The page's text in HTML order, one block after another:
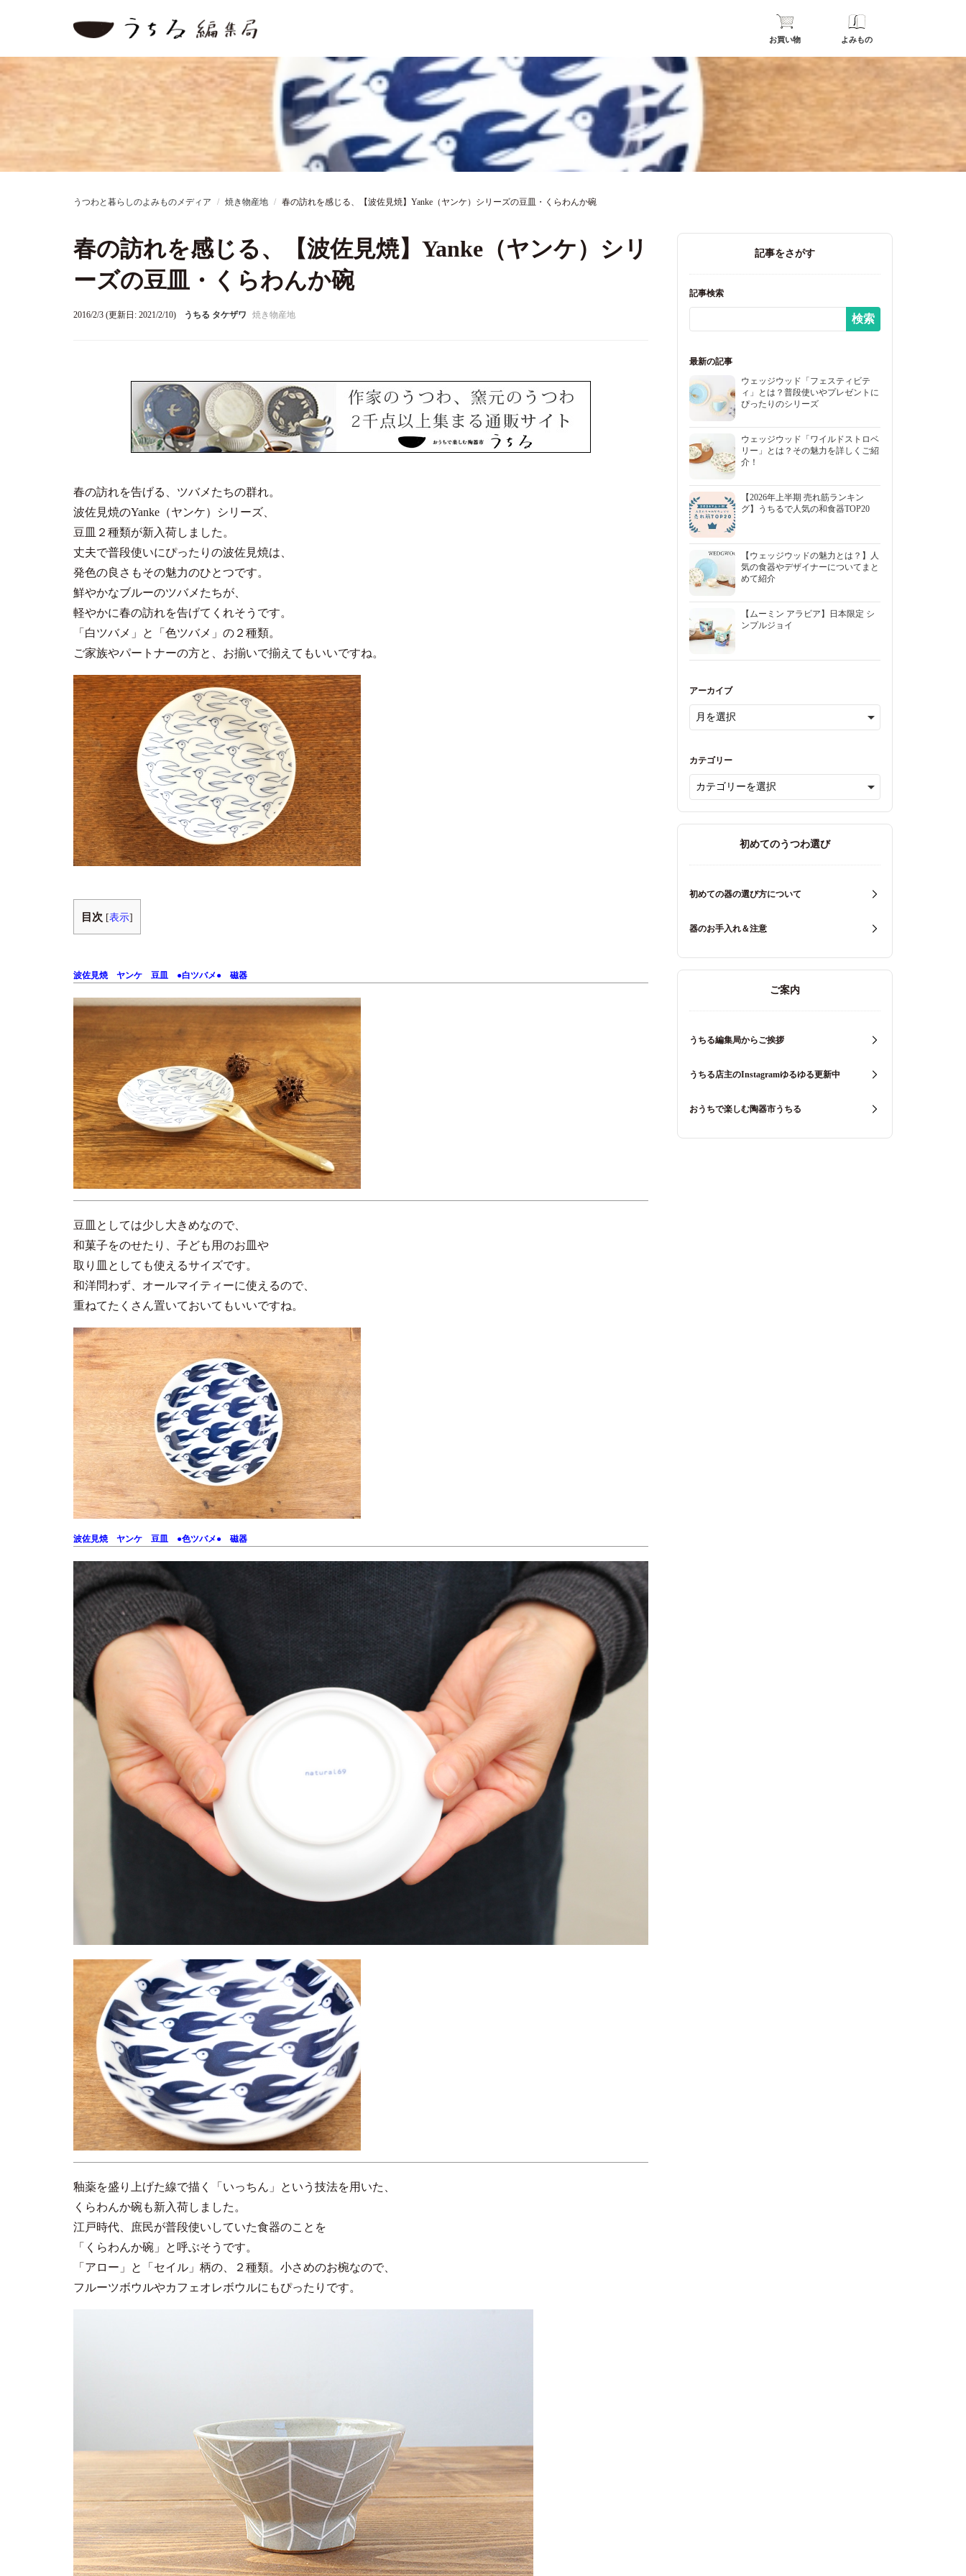
お買い物 よみもの
うつわと暮らしのよみものメディア 焼き物産地 春の訪れを感じる、【波佐見焼】Yanke（ヤンケ）シリーズの豆皿・くらわんか碗
春の訪れを感じる、【波佐見焼】Yanke（ヤンケ）シリ
ーズの豆皿・くらわんか碗
2016/2/3 (更新日: 2021/2/10) うちる タケザワ 焼き物産地
春の訪れを告げる、ツバメたちの群れ。
波佐見焼のYanke（ヤンケ）シリーズ、
豆皿２種類が新入荷しました。
丈夫で普段使いにぴったりの波佐見焼は、
発色の良さもその魅力のひとつです。
鮮やかなブルーのツバメたちが、
軽やかに春の訪れを告げてくれそうです。
「白ツバメ」と「色ツバメ」の２種類。
ご家族やパートナーの方と、お揃いで揃えてもいいですね。
目次 [表示]
波佐見焼 ヤンケ 豆皿 ●白ツバメ● 磁器
豆皿としては少し大きめなので、
和菓子をのせたり、子ども用のお皿や
取り皿としても使えるサイズです。
和洋問わず、オールマイティーに使えるので、
重ねてたくさん置いておいてもいいですね。
波佐見焼 ヤンケ 豆皿 ●色ツバメ● 磁器
釉薬を盛り上げた線で描く「いっちん」という技法を用いた、
くらわんか碗も新入荷しました。
江戸時代、庶民が普段使いしていた食器のことを
「くらわんか碗」と呼ぶそうです。
「アロー」と「セイル」柄の、２種類。小さめのお椀なので、
フルーツボウルやカフェオレボウルにもぴったりです。
記事をさがす
記事検索
最新の記事
ウェッジウッド「フェスティビテ
ィ」とは？普段使いやプレゼントに
ぴったりのシリーズ
ウェッジウッド「ワイルドストロベ
リー」とは？その魅力を詳しくご紹
介！
【2026年上半期 売れ筋ランキン
グ】うちるで人気の和食器TOP20
【ウェッジウッドの魅力とは？】人
気の食器やデザイナーについてまと
めて紹介
【ムーミン アラビア】日本限定 シ
ンプルジョイ
アーカイブ
カテゴリー
初めてのうつわ選び
初めての器の選び方について
器のお手入れ＆注意
ご案内
うちる編集局からご挨拶
うちる店主のInstagramゆるゆる更新中
おうちで楽しむ陶器市うちる